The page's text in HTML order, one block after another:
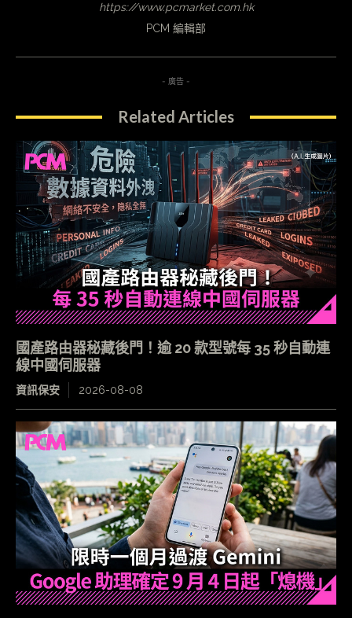
https://www.pcmarket.com.hk
PCM 編輯部
- 廣告 -
Related Articles
國產路由器秘藏後門！逾 20 款型號每 35 秒自動連
線中國伺服器
資訊保安 2026-08-08